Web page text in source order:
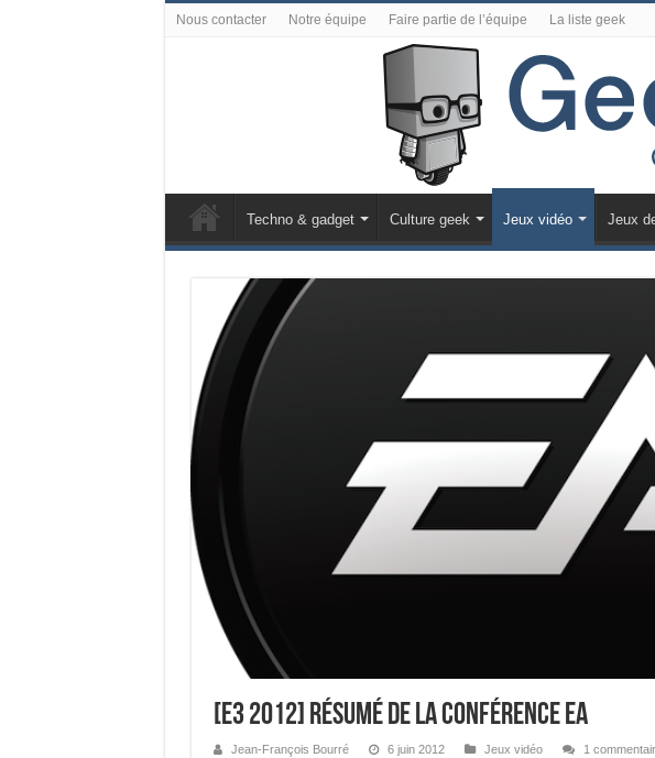
Nous contacter Notre équipe Faire partie de l’équipe La liste geek
Techno & gadget Culture geek Jeux vidéo Jeux
[E3 2012] Résumé de la conférence EA
Jean-François Bourré 6 juin 2012 Jeux vidéo 1